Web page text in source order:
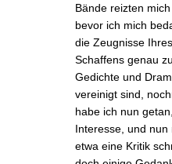
Bände reizten
bevor ich mich
die Zeugnisse
Schaffens genau
Gedichte und
vereinigt sind,
habe ich nun
Interesse, und
etwa eine Kritik